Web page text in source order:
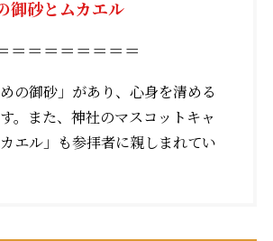
御砂とムカエル
＝＝＝＝＝＝＝＝
の御砂」があり、心身を清める
。また、神社のマスコットキャ
エル」も参拝者に親しまれてい